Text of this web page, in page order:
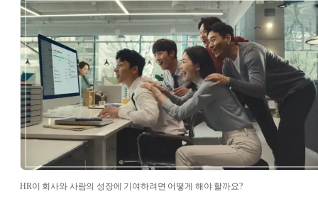
HR이 회사와 사람의 성장에 기여하려면 어떻게 해야 할까요?